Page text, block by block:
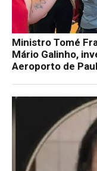
Ministro Tomé
Mário Galinho,
Aeroporto de